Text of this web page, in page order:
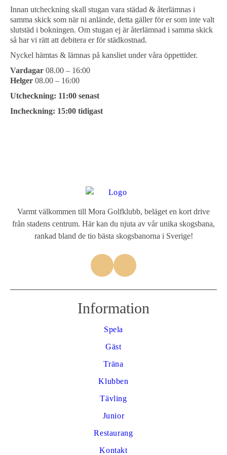
Innan utcheckning skall stugan vara städad & återlämnas i
samma skick som när ni anlände, detta gäller för er som inte valt
slutstäd i bokningen. Om stugan ej är återlämnad i samma skick
så har vi rätt att debitera er för städkostnad.
Nyckel hämtas & lämnas på kansliet under våra öppettider.
Vardagar 08.00 – 16:00
Helger 08.00 – 16:00
Utcheckning: 11:00 senast
Incheckning: 15:00 tidigast
Varmt välkommen till Mora Golfklubb, beläget en kort drive
från stadens centrum. Här kan du njuta av vår unika skogsbana,
rankad bland de tio bästa skogsbanorna i Sverige!
Information
Spela
Gäst
Träna
Klubben
Tävling
Junior
Restaurang
Kontakt